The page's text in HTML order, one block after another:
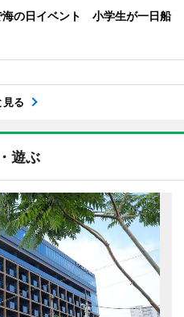
海の日イベント 小学生が一日船
見る
遊ぶ